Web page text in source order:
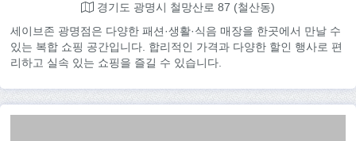
경기도 광명시 철망산로 87 (철산동)
세이브존 광명점은 다양한 패션·생활·식음 매장을 한곳에서 만날 수
있는 복합 쇼핑 공간입니다. 합리적인 가격과 다양한 할인 행사로 편
리하고 실속 있는 쇼핑을 즐길 수 있습니다.